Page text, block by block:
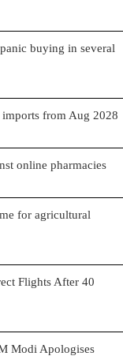
buying in several
from Aug 2028
online pharmacies
for agricultural
Flights After 40
Modi Apologises